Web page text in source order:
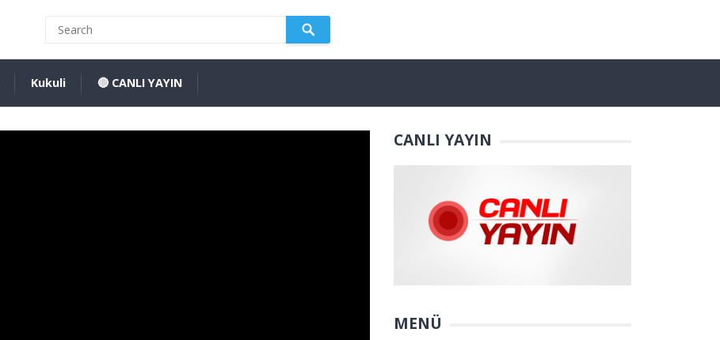
Kukuli 🔴 CANLI YAYIN
CANLI YAYIN
MENÜ